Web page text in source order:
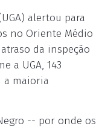
alertou para
no Oriente Médio
da inspeção
a UGA, 143
a maioria
-- por onde os